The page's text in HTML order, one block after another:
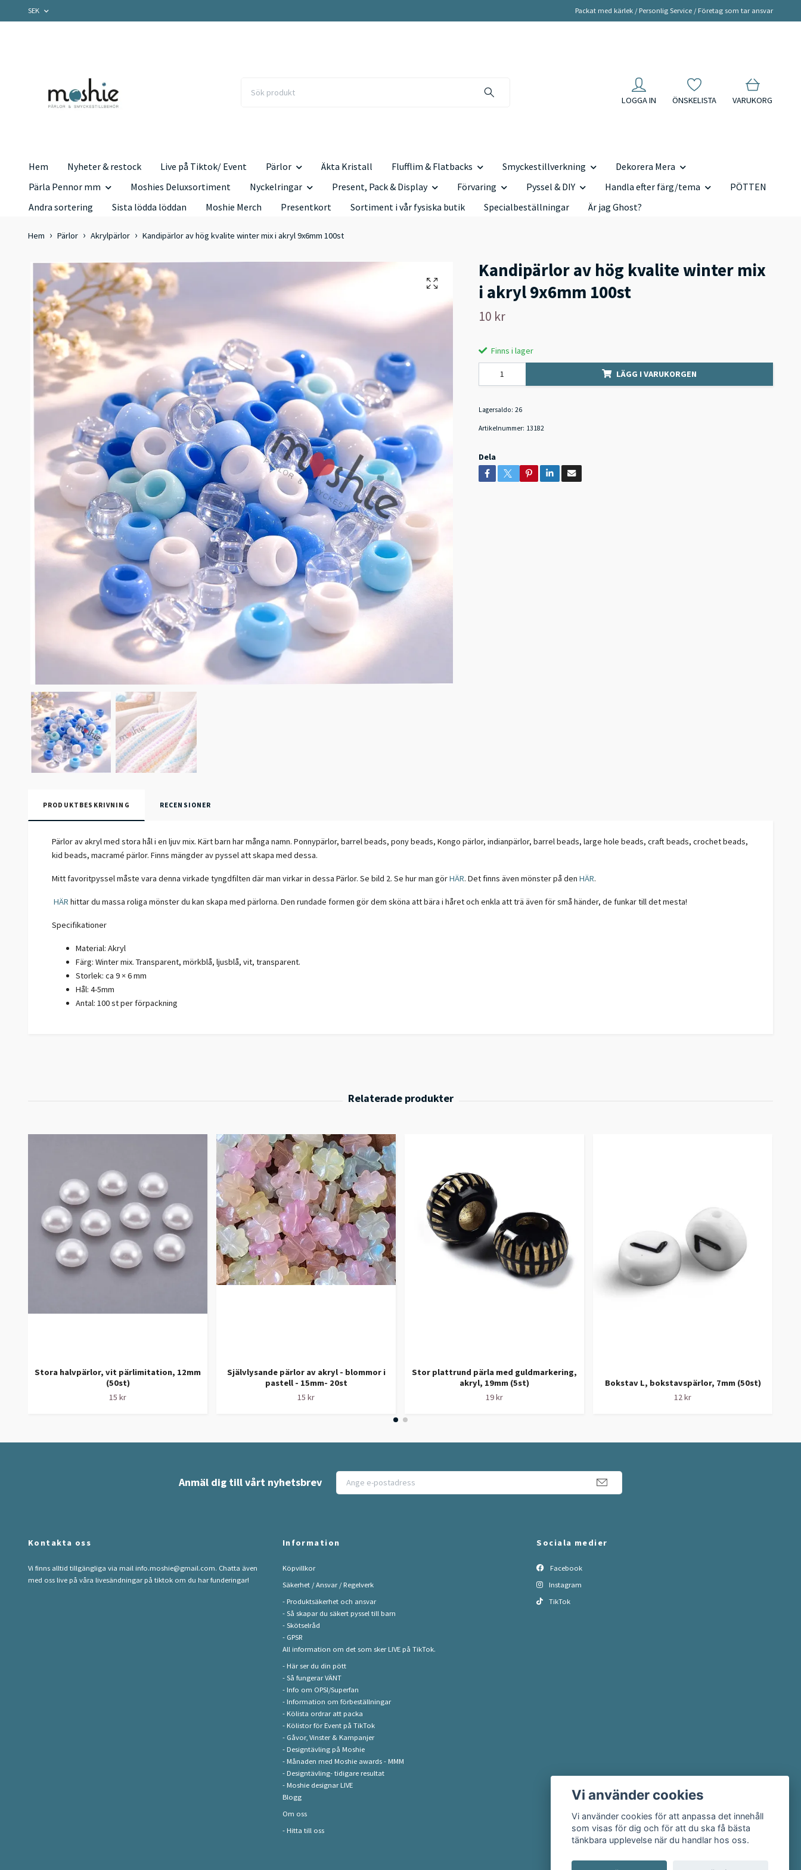
SEK Packat med kärlek / Personlig Service / Företag som tar ansvar
LOGGA IN ÖNSKELISTA VARUKORG
Hem Nyheter & restock Live på Tiktok/ Event Pärlor Äkta Kristall Flufflim & Flatbacks Smyckestillverkning
Dekorera Mera
Pärla Pennor mm
Moshies Deluxsortiment Nyckelringar Present, Pack & Display Förvaring Pyssel & DIY Handla efter färg/tema
PÖTTEN
Andra sortering
Sista lödda löddan Moshie Merch Presentkort Sortiment i vår fysiska butik Specialbeställningar Är jag Ghost?
Hem Pärlor Akrylpärlor Kandipärlor av hög kvalite winter mix i akryl 9x6mm 100st
Kandipärlor av hög kvalite winter mix
i akryl 9x6mm 100st
10 kr
Finns i lager
LÄGG I VARUKORGEN
Lagersaldo: 26
Artikelnummer: 13182
Dela
PRODUKTBESKRIVNING RECENSIONER
Pärlor av akryl med stora hål i en ljuv mix. Kärt barn har många namn. Ponnypärlor, barrel beads, pony beads, Kongo pärlor, indianpärlor, barrel beads, large hole beads, craft beads, crochet beads,
kid beads, macramé pärlor. Finns mängder av pyssel att skapa med dessa.
Mitt favoritpyssel måste vara denna virkade tyngdfilten där man virkar in dessa Pärlor. Se bild 2. Se hur man görHÄR. Det finns även mönster på den HÄR.
HÄR hittar du massa roliga mönster du kan skapa med pärlorna. Den rundade formen gör dem sköna att bära i håret och enkla att trä även för små händer, de funkar till det mesta!
Specifikationer
Material: Akryl
Färg: Winter mix. Transparent, mörkblå, ljusblå, vit, transparent.
Storlek: ca 9 × 6 mm
Hål: 4-5mm
Antal: 100 st per förpackning
Stora halvpärlor, vit pärlimitation, 12mm
(50st)
15 kr
Självlysande pärlor av akryl - blommor i
pastell - 15mm- 20st
15 kr
Stor plattrund pärla med guldmarkering,
akryl, 19mm (5st)
19 kr
Bokstav L, bokstavspärlor, 7mm (50st)
12 kr
Anmäl dig till vårt nyhetsbrev
Kontakta oss
Vi finns alltid tillgängliga via mail info.moshie@gmail.com. Chatta även
med oss live på våra livesändningar på tiktok om du har funderingar!
Information
Köpvillkor
Säkerhet / Ansvar / Regelverk
- Produktsäkerhet och ansvar
- Så skapar du säkert pyssel till barn
- Skötselråd
- GPSR
All information om det som sker LIVE på TikTok.
- Här ser du din pött
- Så fungerar VÄNT
- Info om OPSI/Superfan
- Information om förbeställningar
- Kölista ordrar att packa
- Kölistor för Event på TikTok
- Gåvor, Vinster & Kampanjer
- Designtävling på Moshie
- Månaden med Moshie awards - MMM
- Designtävling- tidigare resultat
- Moshie designar LIVE
Blogg
Om oss
- Hitta till oss
Sociala medier
Facebook
Instagram
TikTok
Vi använder cookies
Vi använder cookies för att anpassa det innehåll
som visas för dig och för att du ska få bästa
tänkbara upplevelse när du handlar hos oss.